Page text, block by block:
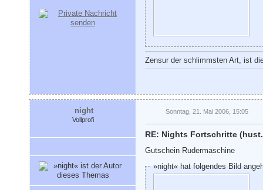
Zensur der schlimmsten Art, ist
night
Vollprofi
Sonntag, 21. Mai 2006, 15:05
RE: Nights Fortschritte
Gutschein Rudermaschine
»night« hat folgendes Bild